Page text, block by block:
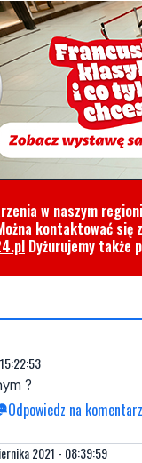
w naszym
kontaktować
Dyżurujemy także
?
Odpowiedz na komentarz
2021 - 08:39:59